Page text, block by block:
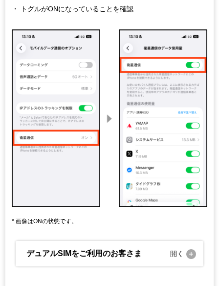
トグルがONになっていることを確認
画像はONの状態です。
デュアルSIMをご利用のお客さま 開く